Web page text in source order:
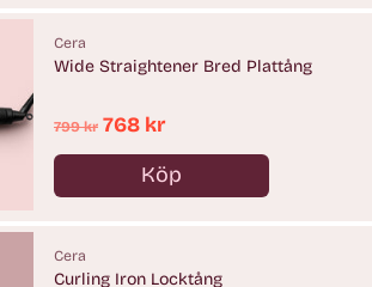
Cera
Wide Straightener Bred Plattång
Ordinarie
pris
799 kr 768 kr
Köp
Antal
Cera
Curling Iron Locktång